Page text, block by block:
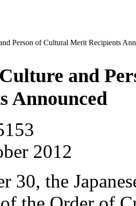
Person of Cultural Merit Recipients
and
Announced
2012
30, the